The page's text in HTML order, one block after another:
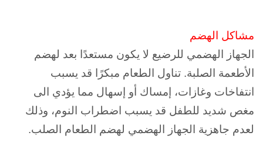
مشاكل الهضم
الجهاز الهضمي للرضيع لا يكون مستعدًا بعد لهضم
الأطعمة الصلبة. تناول الطعام مبكرًا قد يسبب
انتفاخات وغازات،
إمساك أو إسهال مما يؤدي الى
مغص شديد للطفل قد يسبب اضطراب النوم، وذلك
لعدم جاهزية الجهاز الهضمي لهضم الطعام الصلب.